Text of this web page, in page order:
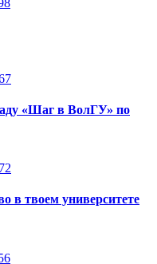
«Шаг в ВолГУ» по
в твоем университете